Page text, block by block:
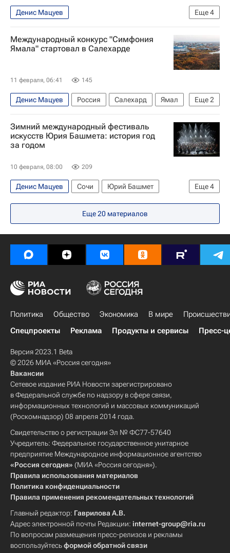
Знаменитости
Еще4
Денис Мацуев
ХIХ Зимний международный фестиваль искусств в Сочи
Сочи
Юрий Башмет Вадим Репин
Международный конкурс "Симфония
Ямала" стартовал в Салехарде
11 февраля, 06:41 145
Еще2
Денис Мацуев Россия Салехард
Ямал
Дмитрий Артюхов
Зимний международный фестиваль
искусств Юрия Башмета: история год
за годом
10 февраля, 08:00 209
Еще4
Денис Мацуев Сочи
Юрий Башмет
Вадим Репин
Музыка
Развлечения
Еще20 материалов
Политика Общество Экономика В мире
Спецпроекты
Реклама Продукты и сервисы Пресс-
Версия 2023.1 Beta
© 2026 МИА «Россия сегодня»
Вакансии
Сетевое издание РИА Новости зарегистрировано
в Федеральной службе по надзору в сфере связи,
информационных технологий и массовых коммуникаций
(Роскомнадзор) 08 апреля 2014 года.
Свидетельство о регистрации Эл № ФС77-57640
Учредитель: Федеральное государственное унитарное
предприятие Международное информационное агентство
«Россия сегодня» (МИА «Россия сегодня»).
Правила использования материалов
Политика конфиденциальности
Правила применения рекомендательных технологий
Главный редактор: Гаврилова А.В.
Адрес электронной почты Редакции: internet-group@ria.ru
По вопросам размещения пресс-релизов и рекламы
воспользуйтесьформой обратной связи